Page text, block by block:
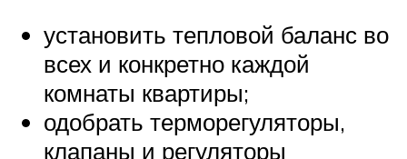
установить тепловой баланс во
всех и конкретно каждой
комнаты квартиры;
одобрать терморегуляторы,
клапаны и регуляторы